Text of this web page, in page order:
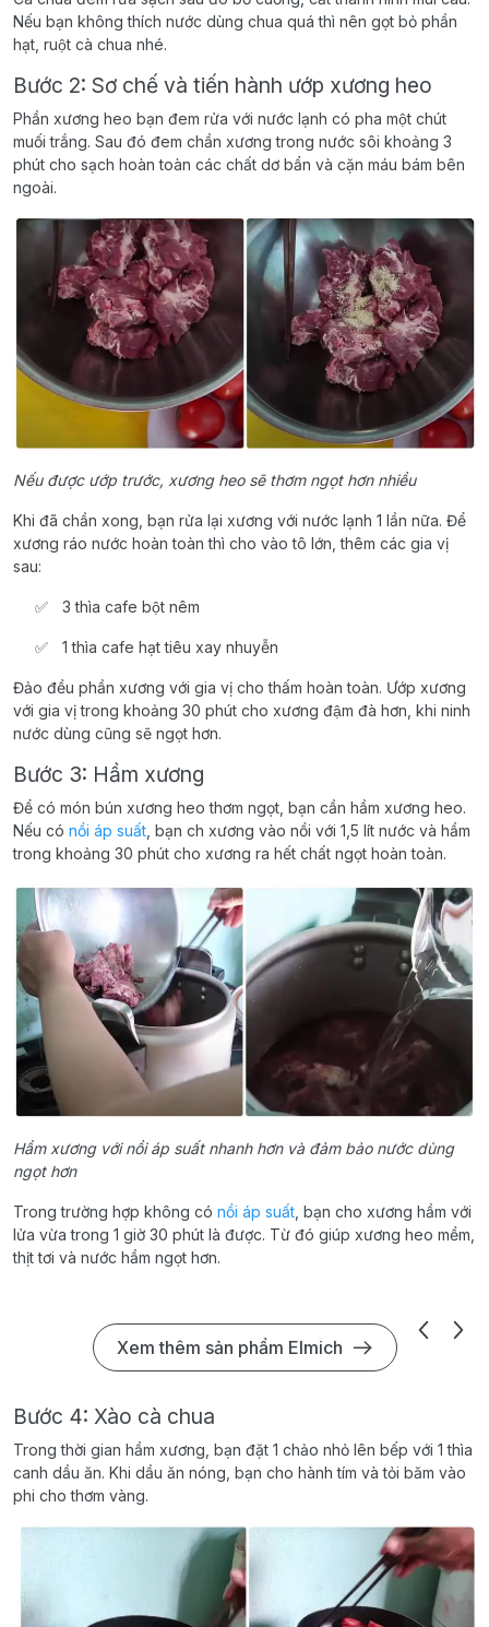
Nếu bạn không thích nước dùng chua quá thì nên gọt bỏ phần
hạt, ruột cà chua nhé.
Bước 2: Sơ chế và tiến hành ướp xương heo
Phần xương heo bạn đem rửa với nước lạnh có pha một chút
muối trắng. Sau đó đem chần xương trong nước sôi khoảng 3
phút cho sạch hoàn toàn các chất dơ bẩn và cặn máu bám bên
ngoài.
Nếu được ướp trước, xương heo sẽ thơm ngọt hơn nhiều
Khi đã chần xong, bạn rửa lại xương với nước lạnh 1 lần nữa. Để
xương ráo nước hoàn toàn thì cho vào tô lớn, thêm các gia vị
sau:
3 thìa cafe bột nêm
1 thìa cafe hạt tiêu xay nhuyễn
Đảo đều phần xương với gia vị cho thấm hoàn toàn. Ướp xương
với gia vị trong khoảng 30 phút cho xương đậm đà hơn, khi ninh
nước dùng cũng sẽ ngọt hơn.
Bước 3: Hầm xương
Để có món bún xương heo thơm ngọt, bạn cần hầm xương heo.
Nếu có nồi áp suất , bạn ch xương vào nồi với 1,5 lít nước và hầm
trong khoảng 30 phút cho xương ra hết chất ngọt hoàn toàn.
Hầm xương với nồi áp suất nhanh hơn và đảm bảo nước dùng
ngọt hơn
Trong trường hợp không có nồi áp suất , bạn cho xương hầm với
lửa vừa trong 1 giờ 30 phút là được. Từ đó giúp xương heo mềm,
thịt tơi và nước hầm ngọt hơn.
Xem thêm sản phẩm Elmich
Bước 4: Xào cà chua
Trong thời gian hầm xương, bạn đặt 1 chảo nhỏ lên bếp với 1 thìa
canh dầu ăn. Khi dầu ăn nóng, bạn cho hành tím và tỏi băm vào
phi cho thơm vàng.